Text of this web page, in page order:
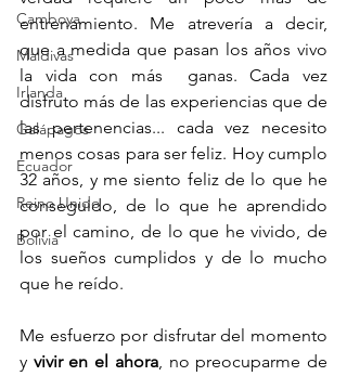
Camboya
Maldivas
Irlanda
Galápagos
Ecuador
Reino Unido
Bolivia
entrenamiento. Me atrevería a decir,
que a medida que pasan los años vivo
la vida con más  ganas. Cada vez
disfruto más de las experiencias que de
las pertenencias... cada vez necesito
menos cosas para ser feliz. Hoy cumplo
32 años, y me siento feliz de lo que he
conseguido, de lo que he aprendido
por el camino, de lo que he vivido, de
los sueños cumplidos y de lo mucho
que he reído.
Me esfuerzo por disfrutar del momento
y vivir en el ahora, no preocuparme de